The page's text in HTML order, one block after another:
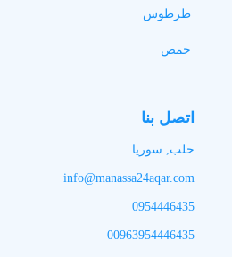
طرطوس
حمص
اتصل بنا
حلب, سوريا
info@manassa24aqar.com
0954446435
00963954446435